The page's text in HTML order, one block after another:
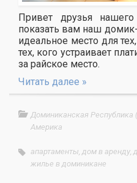
Привет друзья нашего
показать вам наш
идеальное место для
тех, кого устраивает
за райское место.
Читать далее »
Доминиканская Республика
Америка
апартаменты дом в аренду
жилье в доминикане